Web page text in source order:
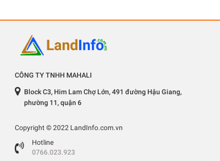
CÔNG TY TNHH MAHALI
Block C3, Him Lam Chợ Lớn, 491 đường Hậu Giang,
phường 11, quận 6
Copyright © 2022 LandInfo.com.vn
Hotline
0766.023.923